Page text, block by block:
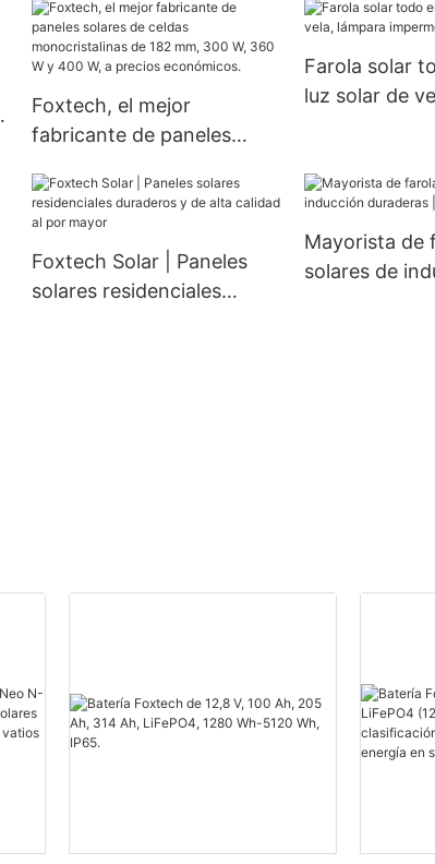
solares 16BB de 590
vatios, 620 vatios, 630
vatios y 650 vatios con
doble panel.
Colombia,
Foxtech, el mejor
fabricante de paneles
monocristalinas de 182
mm, 300 W, 360 W y 400
W, a precios económicos.
Farola solar
luz solar de
Foxtech Solar | Paneles
solares residenciales
Mayorista de
solares de